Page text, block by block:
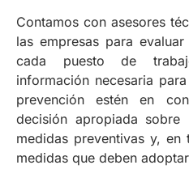
Contamos con asesores
las empresas para
cada puesto de
información necesaria
prevención estén en
decisión apropiada
medidas preventivas y,
medidas que deben